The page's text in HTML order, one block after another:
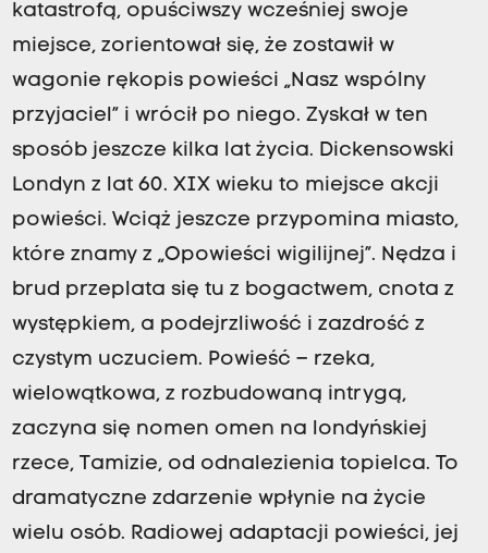
katastrofą, opuściwszy wcześniej swoje
miejsce, zorientował się, że zostawił w
wagonie rękopis powieści „Nasz wspólny
przyjaciel” i wrócił po niego. Zyskał w ten
sposób jeszcze kilka lat życia. Dickensowski
Londyn z lat 60. XIX wieku to miejsce akcji
powieści. Wciąż jeszcze przypomina miasto,
które znamy z „Opowieści wigilijnej”. Nędza i
brud przeplata się tu z bogactwem, cnota z
występkiem, a podejrzliwość i zazdrość z
czystym uczuciem. Powieść – rzeka,
wielowątkowa, z rozbudowaną intrygą,
zaczyna się nomen omen na londyńskiej
rzece, Tamizie, od odnalezienia topielca. To
dramatyczne zdarzenie wpłynie na życie
wielu osób. Radiowej adaptacji powieści, jej